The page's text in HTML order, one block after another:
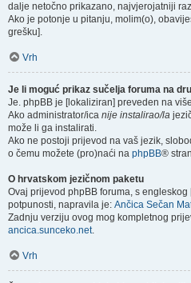
dalje netočno prikazano, najvjerojatniji
Ako je potonje u pitanju, molim(o),
grešku].
Vrh
Je li moguć prikaz sučelja foruma na
Je. phpBB je [lokaliziran] preveden na
Ako administrator/ica nije instalirao/la
može li ga instalirati.
Ako ne postoji prijevod na vaš jezik,
o čemu možete (pro)naći na phpBB®
O hrvatskom jezičnom paketu
Ovaj prijevod phpBB foruma, s
potpunosti, napravila je: Ančica Sečan
Zadnju verziju ovog mog kompletnog
ancica.sunceko.net.
Vrh